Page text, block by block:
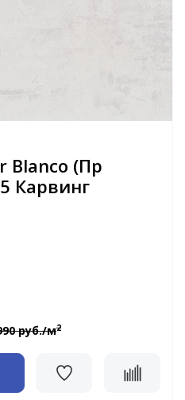
Blanco (Пр
Карвинг
руб./м2